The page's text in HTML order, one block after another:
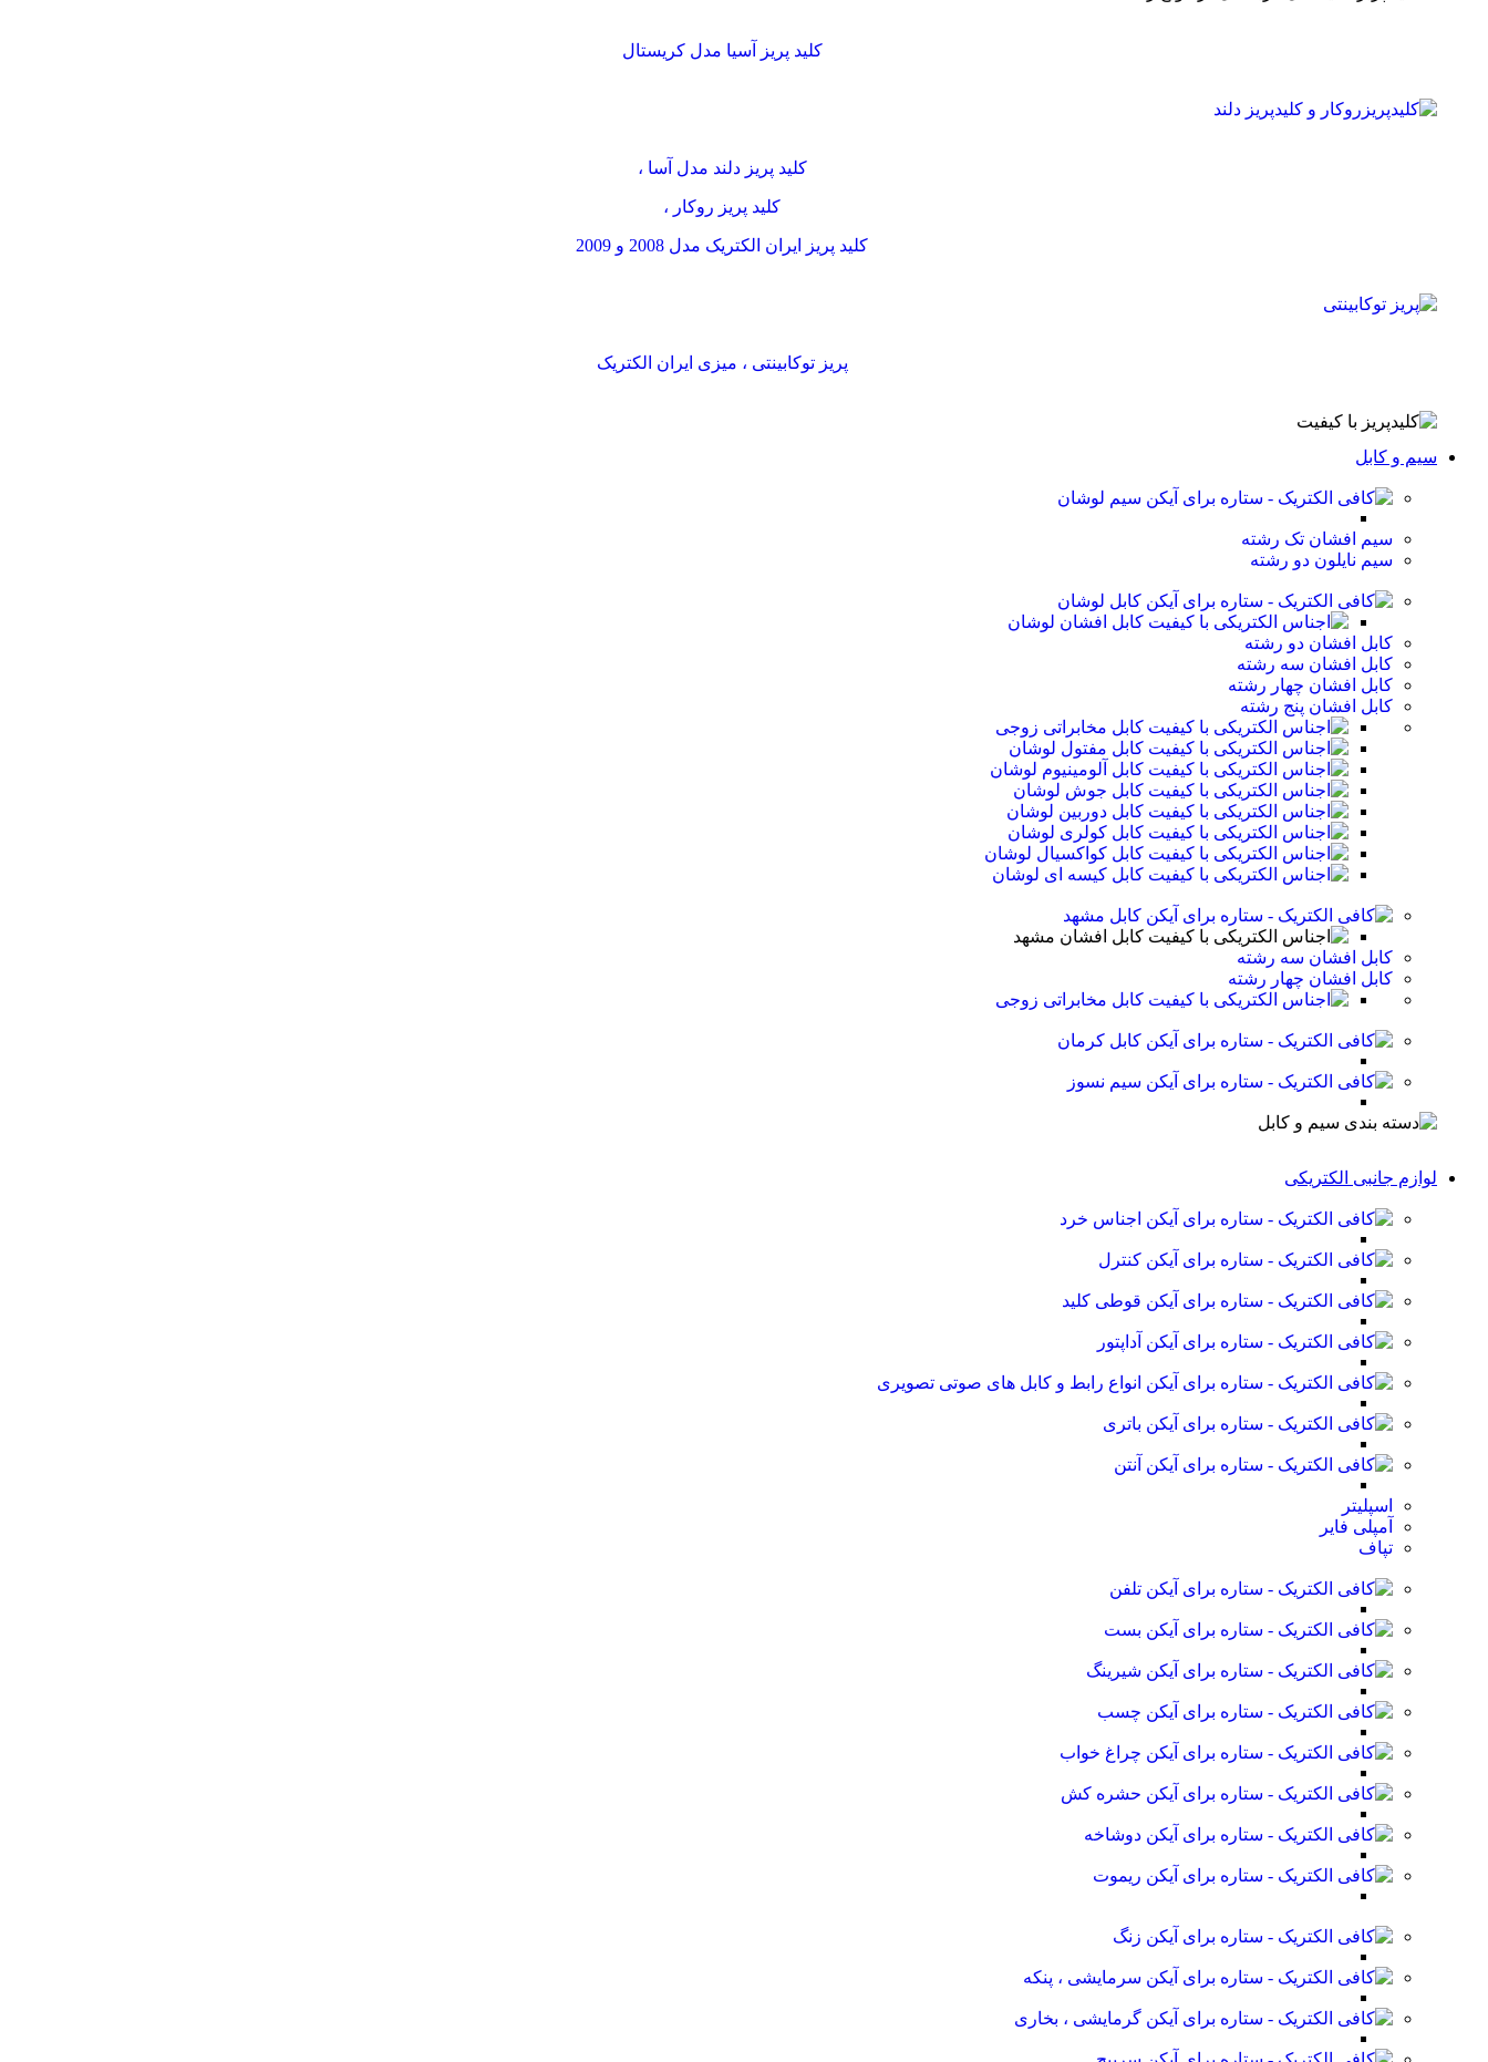
کلید پریز آسیا مدل کریستال
کلید پریز دلند مدل آسا ،
کلید پریز روکار ،
کلید پریز ایران الکتریک مدل 2008 و 2009
پریز توکابینتی ، میزی ایران الکتریک
سیم و کابل
سیم لوشان
سیم افشان تک رشته
سیم نایلون دو رشته
کابل لوشان
کابل افشان لوشان
کابل افشان دو رشته
کابل افشان سه رشته
کابل افشان چهار رشته
کابل افشان پنج رشته
کابل مخابراتی زوجی
کابل مفتول لوشان
کابل آلومینیوم لوشان
کابل جوش لوشان
کابل دوربین لوشان
کابل کولری لوشان
کابل کواکسیال لوشان
کابل کیسه ای لوشان
کابل مشهد
کابل افشان مشهد
کابل افشان سه رشته
کابل افشان چهار رشته
کابل مخابراتی زوجی
کابل کرمان
سیم نسوز
لوازم جانبی الکتریکی
اجناس خرد
کنترل
قوطی کلید
آداپتور
انواع رابط و کابل های صوتی تصویری
باتری
آنتن
اسپلیتر
آمپلی فایر
تپاف
تلفن
بست
شیرینگ
چسب
چراغ خواب
حشره کش
دوشاخه
ریموت
زنگ
سرمایشی ، پنکه
گرمایشی ، بخاری